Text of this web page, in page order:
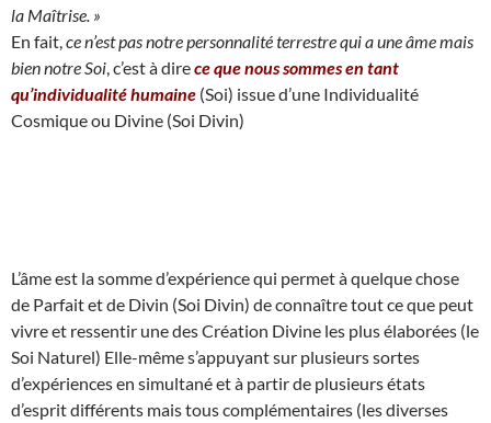
la Maîtrise. »
En fait, ce n’est pas notre personnalité terrestre qui a une âme mais
bien notre Soi , c’est à direce que nous sommes en tant
qu’individualité humaine (Soi) issue d’une Individualité
Cosmique ou Divine (Soi Divin)
L’âme est la somme d’expérience qui permet à quelque chose
de Parfait et de Divin (Soi Divin) de connaître tout ce que peut
vivre et ressentir une des Création Divine les plus élaborées (le
Soi Naturel) Elle-même s’appuyant sur plusieurs sortes
d’expériences en simultané et à partir de plusieurs états
d’esprit différents mais tous complémentaires (les diverses